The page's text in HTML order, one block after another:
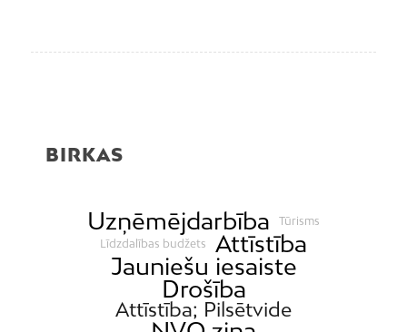
BIRKAS
Uzņēmējdarbība
Tūrisms
Līdzdalības budžets
Attīstība
Jauniešu iesaiste
Drošība
Attīstība; Pilsētvide